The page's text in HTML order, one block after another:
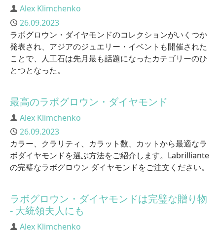
Author
Alex Klimchenko
Published
26.09.2023
ラボグロウン・ダイヤモンドのコレクションがいくつか
発表され、アジアのジュエリー・イベントも開催された
ことで、人工石は先月最も話題になったカテゴリーのひ
とつとなった。
最高のラボグロウン・ダイヤモンド
Author
Alex Klimchenko
Published
26.09.2023
カラー、クラリティ、カラット数、カットから最適なラ
ボダイヤモンドを選ぶ方法をご紹介します。Labrilliante
の完璧なラボグロウン ダイヤモンドをご注文ください。
ラボグロウン・ダイヤモンドは完璧な贈り物
- 大統領夫人にも
Author
Alex Klimchenko